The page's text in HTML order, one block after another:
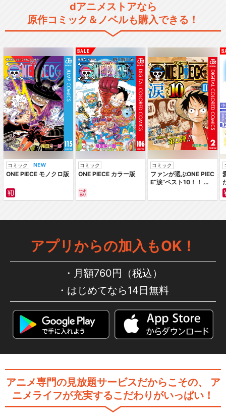
【19時公演】MANKAI STAG
MANKAI STAGE『A3!』～S
UMME…
【9/17 18時半公演】MANKAI
STA…
【9/18 18時半公演】MANKA
I STA…
【9/19 18時公演】MANKAI S
dアニメストアなら
原作コミック＆ノベルも購入できる！
コミック
ONE PIECE モノクロ版
コミック
ONE PIECE カラー版
コミック
ファンが選ぶONE PIEC
E“涙”ベスト10！！ ～
編～ カラー版
アプリからの加入もOK！
月額760円（税込）
はじめてなら14日無料
アニメ専門の見放題サービスだからこその、
ア
ニメライフが充実するこだわりがいっぱい！